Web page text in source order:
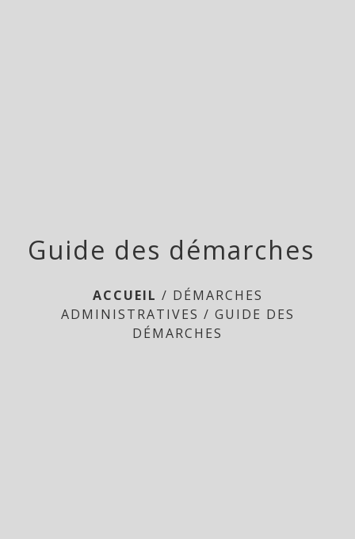
Guide des démarches
ACCUEIL / DÉMARCHES
ADMINISTRATIVES / GUIDE DES
DÉMARCHES